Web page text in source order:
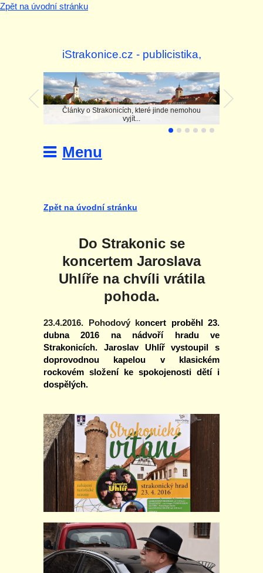
Zpět na úvodní stránku
iStrakonice.cz - publicistika,
investigace
Články o Strakonicích, které jinde nemohou
vyjít...
Menu
Zpět na úvodní stránku
Do Strakonic se
koncertem Jaroslava
Uhlíře na chvíli vrátila
pohoda.
23.4.2016. Pohodový koncert proběhl 23.
dubna 2016 na nádvoří hradu ve
Strakonicích. Jaroslav Uhlíř vystoupil s
doprovodnou kapelou v klasickém
rockovém složení ke spokojenosti dětí i
dospělých.